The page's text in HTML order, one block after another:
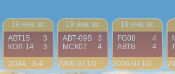
19 янв, вс
АВТ15
3
КОЛ-14
3
2014
3-4
19 янв, вс
АВТ-09B
3
МСК07
4
2006-07 1/2
19 янв, вс
FG08
4
АВТВ
4
2006-07 1/2